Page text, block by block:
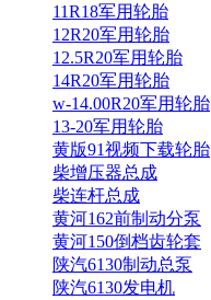
11R18军用轮胎
12R20军用轮胎
12.5R20军用轮胎
14R20军用轮胎
w-14.00R20军用轮胎
13-20军用轮胎
黄版91视频下载轮胎
柴增压器总成
柴连杆总成
黄河162前制动分泵
黄河150倒档齿轮套
陕汽6130制动总泵
陕汽6130发电机